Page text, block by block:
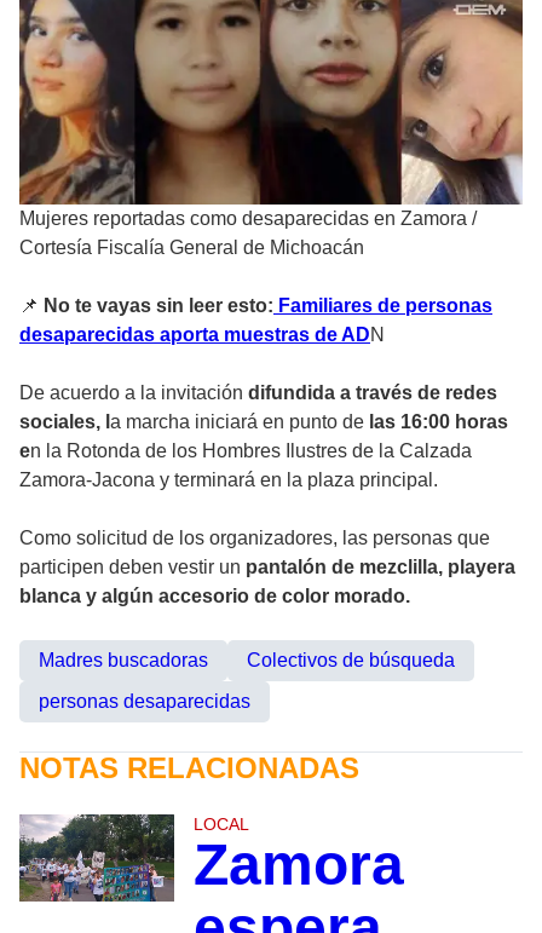
Mujeres reportadas como desaparecidas en Zamora /
Cortesía Fiscalía General de Michoacán
📌 No te vayas sin leer esto: Familiares de personas
desaparecidas aporta muestras de ADN
De acuerdo a la invitación difundida a través de redes
sociales, l a marcha iniciará en punto de las 16:00 horas
en la Rotonda de los Hombres Ilustres de la Calzada
Zamora-Jacona y terminará en la plaza principal.
Como solicitud de los organizadores, las personas que
participen deben vestir un pantalón de mezclilla, playera
blanca y algún accesorio de color morado.
Madres buscadoras
Colectivos de búsqueda
personas desaparecidas
NOTAS RELACIONADAS
LOCAL
Zamora